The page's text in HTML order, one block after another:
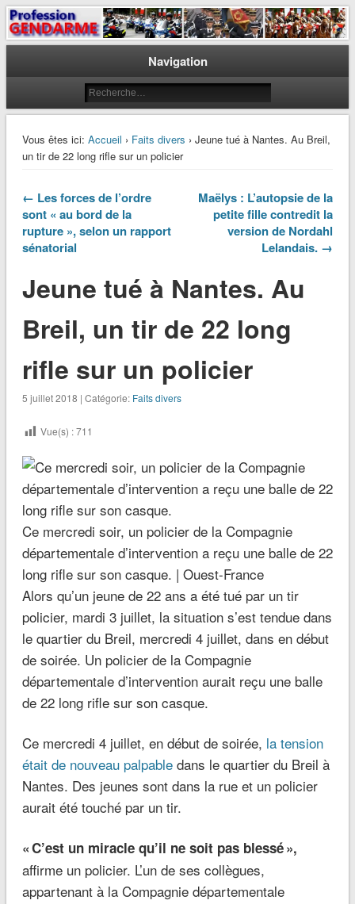
Profession Gendarme
Le journal des gendarmes
Navigation
Vous êtes ici: Accueil › Faits divers › Jeune tué à Nantes. Au Breil,
un tir de 22 long rifle sur un policier
← Les forces de l’ordre
sont « au bord de la
rupture », selon un rapport
sénatorial
Maëlys : L’autopsie de la
petite fille contredit la
version de Nordahl
Lelandais. →
Jeune tué à Nantes. Au
Breil, un tir de 22 long
rifle sur un policier
5 juillet 2018 | Catégorie: Faits divers
Vue(s) :711
Ce mercredi soir, un policier de la Compagnie
départementale d’intervention a reçu une balle de 22
long rifle sur son casque. | Ouest-France
Alors qu’un jeune de 22 ans a été tué par un tir
policier, mardi 3 juillet, la situation s’est tendue dans
le quartier du Breil, mercredi 4 juillet, dans en début
de soirée. Un policier de la Compagnie
départementale d’intervention aurait reçu une balle
de 22 long rifle sur son casque.
Ce mercredi 4 juillet, en début de soirée, la tension
était de nouveau palpabledans le quartier du Breil à
Nantes. Des jeunes sont dans la rue et un policier
aurait été touché par un tir.
« C’est un miracle qu’il ne soit pas blessé »,
affirme un policier. L’un de ses collègues,
appartenant à la Compagnie départementale